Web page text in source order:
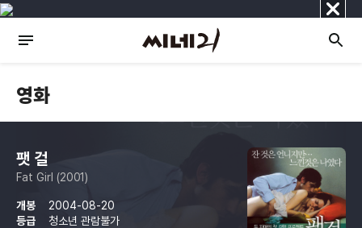
닫
기
영화
팻 걸
Fat Girl (2001)
개봉
2004-08-20
등급
청소년 관람불가